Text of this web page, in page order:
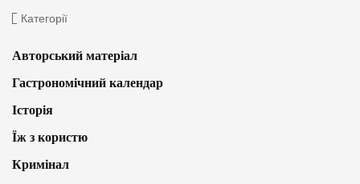
Категорії
Авторський матеріал
Гастрономічний календар
Історія
Їж з користю
Кримінал